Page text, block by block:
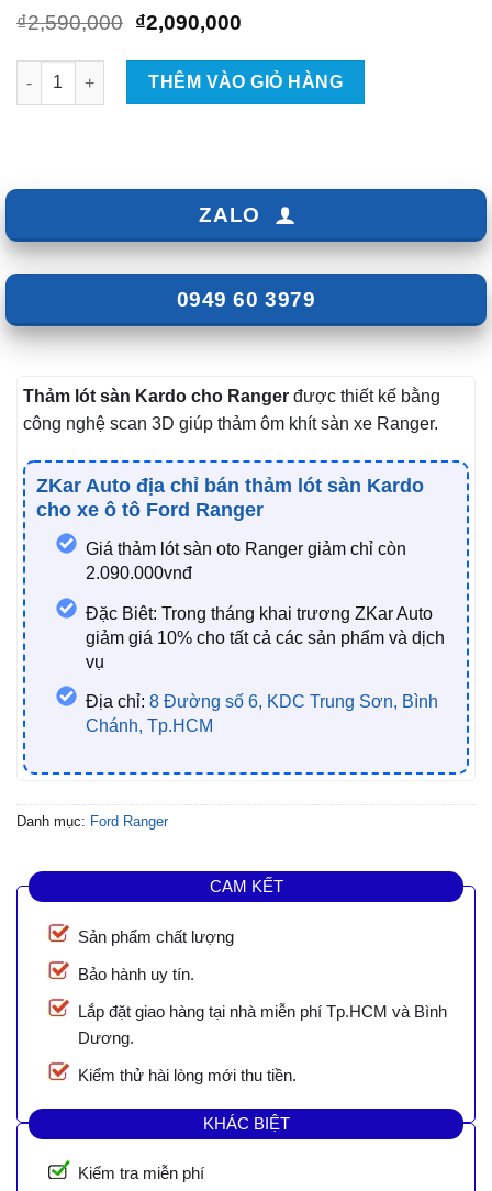
₫2,590,000 Giá
là:
₫2,590,000.
₫2,090,000Giá
tại
là:
₫2,090,000.
Thảm Lót Sàn KARDO Cho Ô Tô Ford Ranger số lượng
THÊM VÀO GIỎ HÀNG
ZALO
0949 60 3979
Thảm lót sàn Kardo cho Ranger được thiết kế bằng
công nghệ scan 3D giúp thảm ôm khít sàn xe Ranger.
ZKar Auto địa chỉ bán thảm lót sàn Kardo
cho xe ô tô Ford Ranger
Giá thảm lót sàn oto Ranger giảm chỉ còn
2.090.000vnđ
Đặc Biêt: Trong tháng khai trương ZKar Auto
giảm giá 10% cho tất cả các sản phẩm và dịch
vụ
Địa chỉ: 8 Đường số 6, KDC Trung Sơn, Bình
Chánh, Tp.HCM
Danh mục: Ford Ranger
CAM KẾT
Sản phẩm chất lượng
Bảo hành uy tín.
Lắp đặt giao hàng tại nhà miễn phí Tp.HCM và Bình
Dương.
Kiểm thử hài lòng mới thu tiền.
KHÁC BIỆT
Kiểm tra miễn phí